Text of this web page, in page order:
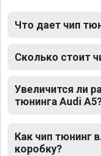
Что дает чип
Сколько стоит
Увеличится ли
тюнинга Audi
Как чип тюнинг
коробку?